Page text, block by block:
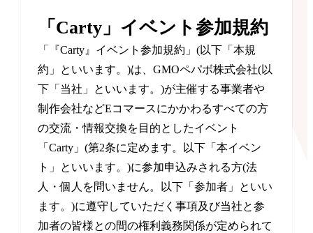
「Carty」イベント参加規約
「『Carty』イベント参加規約」(以下「本規
約」といいます。)は、GMOペパボ株式会社(以
下「当社」といいます。)が主催する事業者や
制作会社などEコマースにかかわるすべての方
の交流・情報交換を目的としたイベント
「Carty」(第2条に定めます。以下「本イベン
ト」といいます。)に参加申込みされる方(法
人・個人を問いません。以下「参加者」といい
ます。)に遵守していただく事項及び当社と参
加者の皆様との間の権利義務関係が定められて